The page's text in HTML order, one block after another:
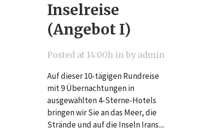
Inselreise
(Angebot I)
Posted at 14:00h in by admin
Auf dieser 10-tägigen Rundreise
mit 9 Übernachtungen in
ausgewählten 4-Sterne-Hotels
bringen wir Sie an das Meer, die
Strände und auf die Inseln Irans....